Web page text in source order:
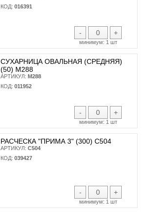
КОД: 016391
- +
минимум: 1 шт
СУХАРНИЦА ОВАЛЬНАЯ (СРЕДНЯЯ)
(50) М288
АРТИКУЛ: М288
КОД: 011952
- +
минимум: 1 шт
РАСЧЕСКА "ПРИМА 3" (300) С504
АРТИКУЛ: С504
КОД: 039427
- +
минимум: 1 шт